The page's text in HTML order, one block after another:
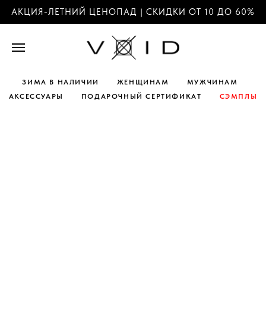
АКЦИЯ-ЛЕТНИЙ ЦЕНОПАД | СКИДКИ ОТ 10 ДО 60%
ЗИМА В НАЛИЧИИ ЖЕНЩИНАМ
МУЖЧИНАМ
АКСЕССУАРЫ
ПОДАРОЧНЫЙ СЕРТИФИКАТ СЭМПЛЫ